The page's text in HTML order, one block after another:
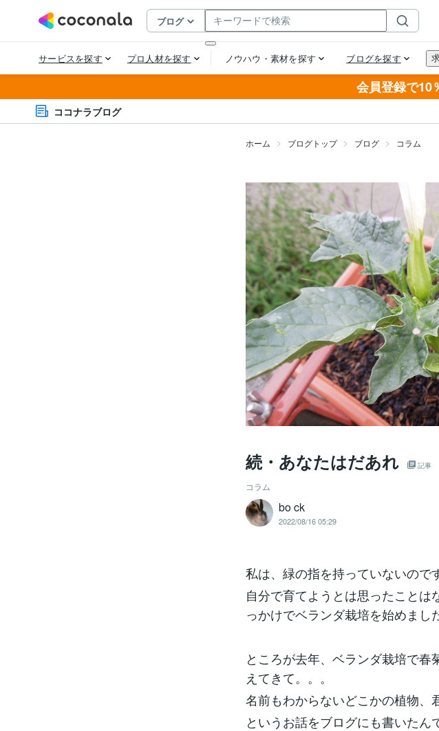
会員登録で10
ココナラブログ
ホーム ブログトップ ブログ コラム
続・あなたはだあれ 記事
コラム
bo ck
2022/08/16 05:29
私は、緑の指を持っていないので
自分で育てようとは思ったことは
っかけでベランダ栽培を始めまし
ところが去年、ベランダ栽培で
えてきて。。。
名前もわからないどこかの植物、
というお話をブログにも書いたん